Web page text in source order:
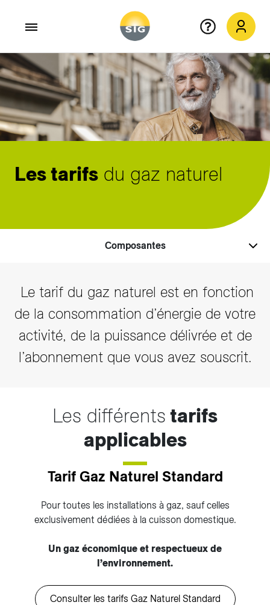
Aller au contenu principal
Les tarifs du gaz naturel
Composantes
Le tarif du gaz naturel est en fonction
de la consommation d’énergie de votre
activité, de la puissance délivrée et de
l’abonnement que vous avez souscrit.
Les différents tarifs
applicables
Tarif Gaz Naturel Standard
Pour toutes les installations à gaz, sauf celles
exclusivement dédiées à la cuisson domestique.
Un gaz économique et respectueux de
l’environnement.
Consulter les tarifs Gaz Naturel Standard